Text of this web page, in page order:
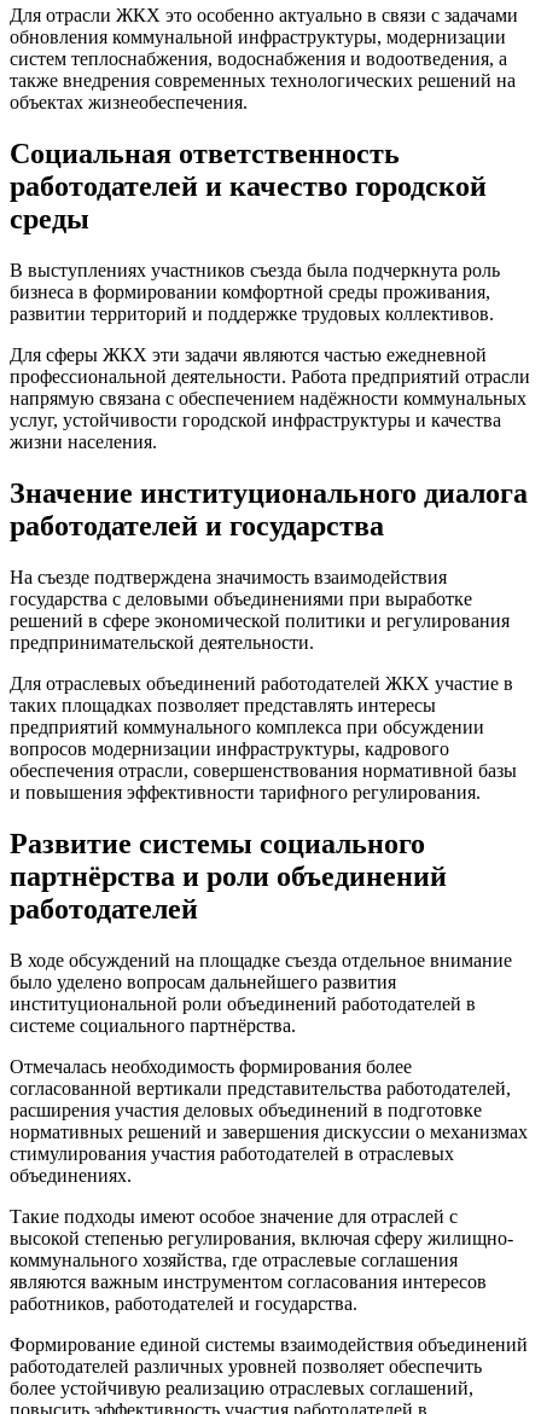
Для отрасли ЖКХ это особенно актуально в связи с задачами
обновления коммунальной инфраструктуры, модернизации
систем теплоснабжения, водоснабжения и водоотведения, а
также внедрения современных технологических решений на
объектах жизнеобеспечения.
Социальная ответственность
работодателей и качество городской
среды
В выступлениях участников съезда была подчеркнута роль
бизнеса в формировании комфортной среды проживания,
развитии территорий и поддержке трудовых коллективов.
Для сферы ЖКХ эти задачи являются частью ежедневной
профессиональной деятельности. Работа предприятий отрасли
напрямую связана с обеспечением надёжности коммунальных
услуг, устойчивости городской инфраструктуры и качества
жизни населения.
Значение институционального диалога
работодателей и государства
На съезде подтверждена значимость взаимодействия
государства с деловыми объединениями при выработке
решений в сфере экономической политики и регулирования
предпринимательской деятельности.
Для отраслевых объединений работодателей ЖКХ участие в
таких площадках позволяет представлять интересы
предприятий коммунального комплекса при обсуждении
вопросов модернизации инфраструктуры, кадрового
обеспечения отрасли, совершенствования нормативной базы
и повышения эффективности тарифного регулирования.
Развитие системы социального
партнёрства и роли объединений
работодателей
В ходе обсуждений на площадке съезда отдельное внимание
было уделено вопросам дальнейшего развития
институциональной роли объединений работодателей в
системе социального партнёрства.
Отмечалась необходимость формирования более
согласованной вертикали представительства работодателей,
расширения участия деловых объединений в подготовке
нормативных решений и завершения дискуссии о механизмах
стимулирования участия работодателей в отраслевых
объединениях.
Такие подходы имеют особое значение для отраслей с
высокой степенью регулирования, включая сферу жилищно-
коммунального хозяйства, где отраслевые соглашения
являются важным инструментом согласования интересов
работников, работодателей и государства.
Формирование единой системы взаимодействия объединений
работодателей различных уровней позволяет обеспечить
более устойчивую реализацию отраслевых соглашений,
повысить эффективность участия работодателей в